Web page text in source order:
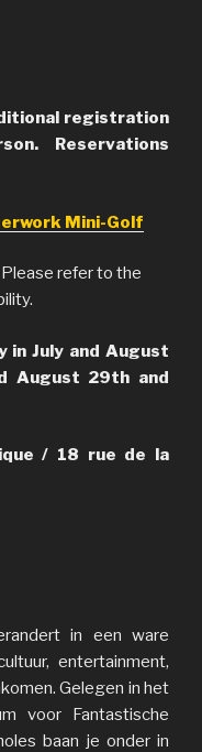
registration
Reservations
Mini-Golf
refer to the
in July and August
August 29th and
/ 18 rue de la
in een ware
entertainment,
Gelegen in het
voor Fantastische
baan je onder in